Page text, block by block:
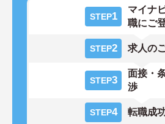
STEP1
マイナ
職にご
STEP2 求人の
STEP3
面接・
渉
STEP4 転職成